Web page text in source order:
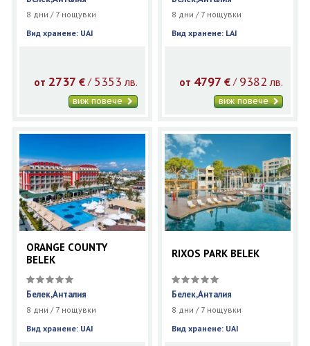
8 дни / 7 нощувки
Вид хранене: UAI
от 2737 €/ 5353 лв.
виж повече
8 дни / 7 нощувки
Вид хранене: LAI
от 4797 € / 9382 лв.
виж повече
ORANGE COUNTY
BELEK
Белек,Анталия
8 дни / 7 нощувки
Вид хранене: UAI
RIXOS PARK BELEK
Белек,Анталия
8 дни / 7 нощувки
Вид хранене: UAI